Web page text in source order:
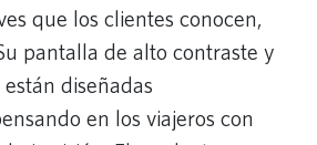
que los clientes conocen,
pantalla de alto contraste y
diseñadas
en los viajeros con